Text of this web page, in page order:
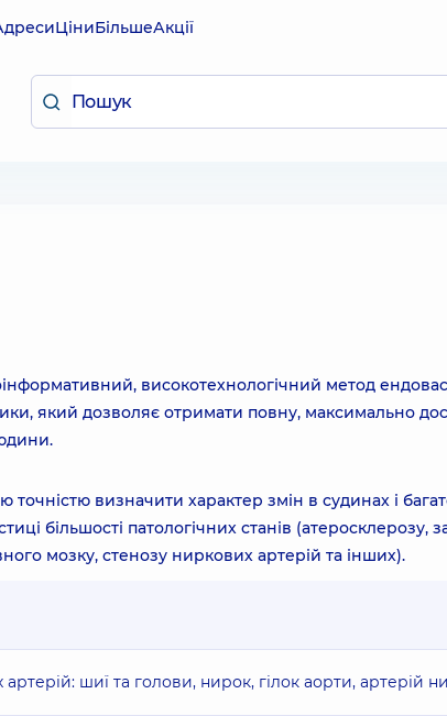
ЦіниБільшеАкції
високотехнологічний метод
який дозволяє отримати повну, максимально
точністю визначити характер змін в судинах і
більшості патологічних станів
мозку, стенозу ниркових артерій та інших).
шиї та голови, нирок, гілок аорти, артерій